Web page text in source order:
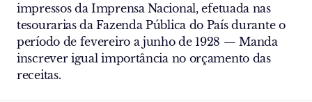
impressos da Imprensa Nacional, efetuada nas
tesourarias da Fazenda Pública do País durante o
período de fevereiro a junho de 1928 — Manda
inscrever igual importância no orçamento das
receitas.